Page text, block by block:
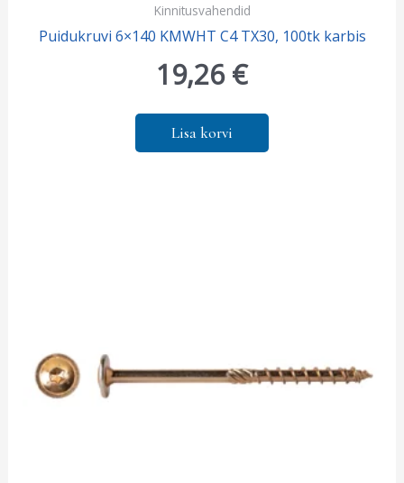
Kinnitusvahendid
Puidukruvi 6×140 KMWHT C4 TX30, 100tk karbis
19,26€
Lisa korvi